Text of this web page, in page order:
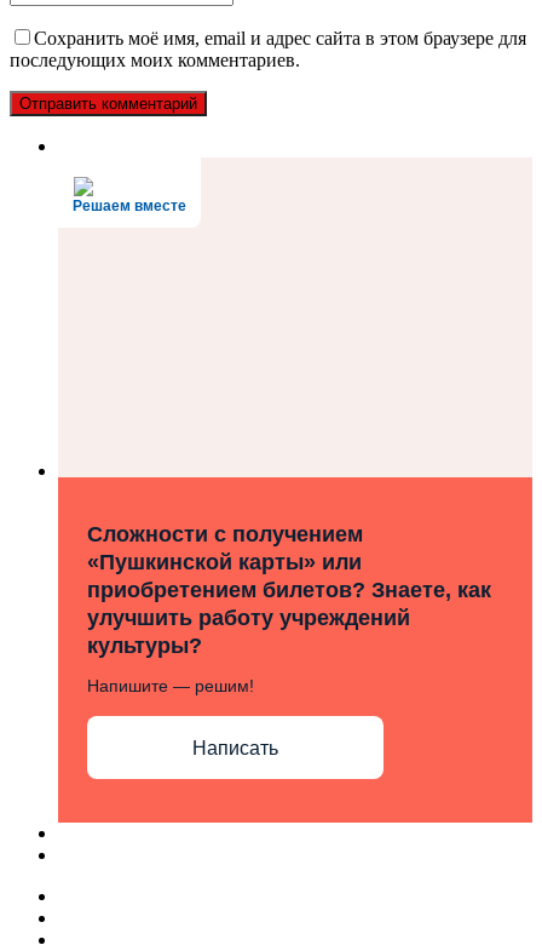
Сохранить моё имя, email и адрес сайта в этом браузере для
последующих моих комментариев.
Решаем вместе
Сложности с получением
«Пушкинской карты» или
приобретением билетов? Знаете, как
улучшить работу учреждений
культуры?
Напишите — решим!
Написать